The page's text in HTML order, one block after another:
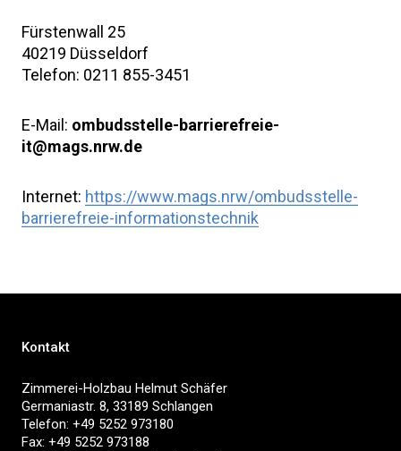
Fürstenwall 25
40219 Düsseldorf
Telefon: 0211 855-3451
E-Mail: ombudsstelle-barrierefreie-
it@mags.nrw.de
Internet: https://www.mags.nrw/ombudsstelle-
barrierefreie-informationstechnik
Kontakt
Zimmerei-Holzbau Helmut Schäfer
Germaniastr. 8, 33189 Schlangen
Telefon: +49 5252 973180
Fax: +49 5252 973188